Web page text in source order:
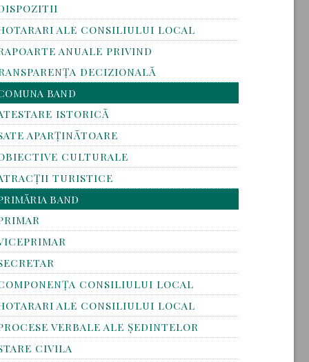
ALE CONSILIULUI LOCAL
ANUALE PRIVIND
DECIZIONALĂ
BAND
ISTORICĂ
APARȚINĂTOARE
CULTURALE
TURISTICE
BAND
CONSILIULUI LOCAL
ALE CONSILIULUI LOCAL
VERBALE ALE ȘEDINTELOR
CIVILA